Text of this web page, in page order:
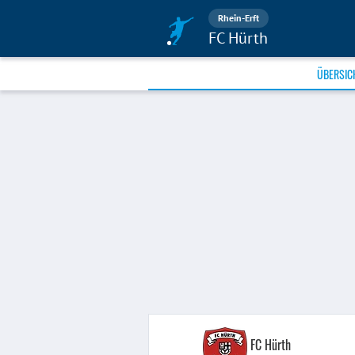
Rhein-Erft
FC Hürth
FC Hürth